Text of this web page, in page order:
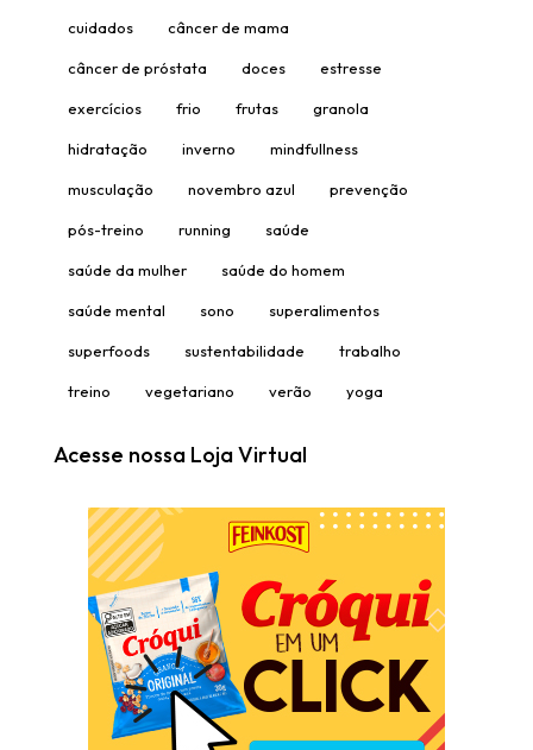
cuidados câncer de mama
câncer de próstata doces estresse
exercícios frio frutas granola
hidratação inverno mindfullness
musculação novembro azul prevenção
pós-treino running saúde
saúde da mulher saúde do homem
saúde mental sono superalimentos
superfoods sustentabilidade trabalho
treino vegetariano verão yoga
Acesse nossa Loja Virtual